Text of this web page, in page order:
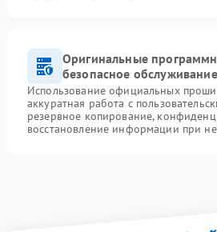
Оригинальные
безопасное
Использование официальных
аккуратная работа с
резервное копирование,
восстановление информации при